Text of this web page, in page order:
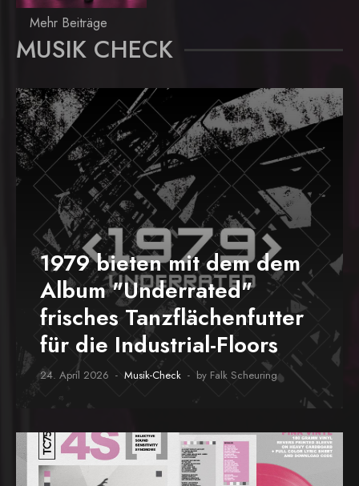
Mehr Beiträge
MUSIK CHECK
1979 bieten mit dem dem
Album "Underrated"
frisches Tanzflächenfutter
für die Industrial-Floors
24. April 2026 Musik-Check by Falk Scheuring